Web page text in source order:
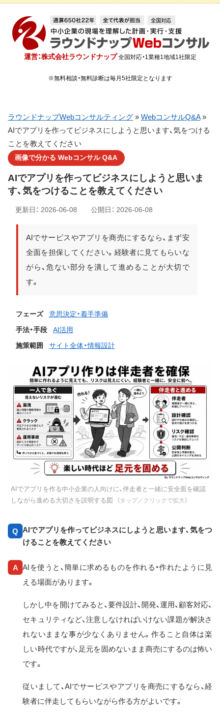
運営：株式会社ラウンドナップ 全国対応・1業種1地域1社限定
※無料相談・無料診断は毎月5社限定となります
ラウンドナップWebコンサルティング » WebコンサルQ&A»
AIでアプリを作ってビジネスにしようと思います、気をつける
ことを教えてください
画像で分かる Webコンサル Q&A
AIでアプリを作ってビジネスにしようと思いま
す、気をつけることを教えてください
更新日： 2026-06-08 公開日： 2026-06-08
AIでサービスやアプリを商売にするなら、まず安
全面を担保してください。経験者に見てもらいな
がら、危ない部分を潰して進めることが大切で
す。
フェーズ
意思決定・着手準備
手法・手段
AI活用
施策範囲
サイト全体・情報設計
AIでアプリを作る中小企業の人向けに、伴走者と一緒に安全面を確認
しながら進める大切さを説明する図
（タップ／クリックで拡大）
Q
AIでアプリを作ってビジネスにしようと思います、気をつ
けることを教えてください
A
AIを使うと、簡単に求めるものを作れる・作れたように見
える場面があります。
しかし中を開けてみると、要件設計、開発、運用、顧客対応、
セキュリティなど、注意しなければいけない課題が解決さ
れないままな事が少なくありません。作ること自体は楽
しい時代ですが、足元を固めないまま商売にするのは怖い
です。
従いまして、AIでサービスやアプリを商売にするなら、経
験者に伴走してもらいながら作る方がよいです。